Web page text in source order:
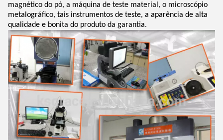
magnético do pó, a máquina de teste material, o microscópio
metalográfico, tais instrumentos de teste, a aparência de alta
qualidade e bonita do produto da garantia.